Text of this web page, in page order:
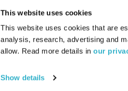
This website uses cookies
This website uses cookies that are
analysis, research, advertising and
allow. Read more details in our
Show details